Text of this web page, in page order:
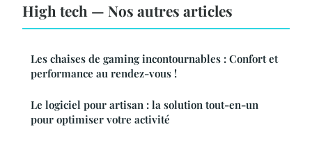
High tech — Nos autres articles
Les chaises de gaming incontournables : Confort et
performance au rendez-vous !
Le logiciel pour artisan : la solution tout-en-un
pour optimiser votre activité